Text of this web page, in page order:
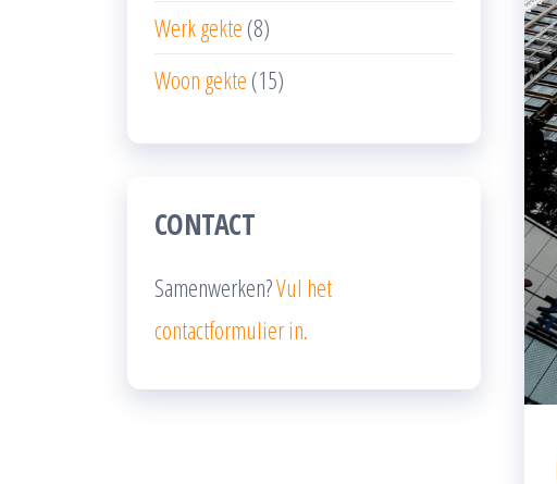
Werk gekte (8)
Woon gekte (15)
CONTACT
Samenwerken?Vul het
contactformulier in.